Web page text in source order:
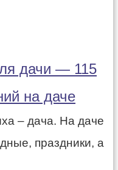
дачи — 115
на даче
– дача. На даче
праздники, а